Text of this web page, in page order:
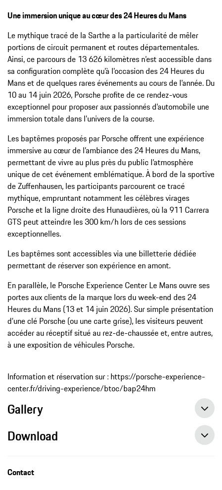
Une immersion unique au cœur des 24 Heures du Mans
Le mythique tracé de la Sarthe a la particularité de mêler
portions de circuit permanent et routes départementales.
Ainsi, ce parcours de 13 626 kilomètres n’est accessible dans
sa configuration complète qu’à l’occasion des 24 Heures du
Mans et de quelques rares événements au cours de l’année. Du
10 au 14 juin 2026, Porsche profite de ce rendez-vous
exceptionnel pour proposer aux passionnés d’automobile une
immersion totale dans l’univers de la course.
Les baptêmes proposés par Porsche offrent une expérience
immersive au cœur de l’ambiance des 24 Heures du Mans,
permettant de vivre au plus près du public l’atmosphère
unique de cet événement emblématique. À bord de la sportive
de Zuffenhausen, les participants parcourent ce tracé
mythique, empruntant notamment les célèbres virages
Porsche et la ligne droite des Hunaudières, où la 911 Carrera
GTS peut atteindre les 300 km/h lors de ces sessions
exceptionnelles.
Les baptêmes sont accessibles via une billetterie dédiée
permettant de réserver son expérience en amont.
En parallèle, le Porsche Experience Center Le Mans ouvre ses
portes aux clients de la marque lors du week-end des 24
Heures du Mans (13 et 14 juin 2026). Sur simple présentation
d’une clé Porsche (ou une carte grise), les visiteurs peuvent
accéder au réceptif situé au rez-de-chaussée et, entre autres,
à une exposition de véhicules Porsche.
Information et réservation sur : https://porsche-experience-
center.fr/driving-experience/btoc/bap24hm
Gallery
Download
Contact